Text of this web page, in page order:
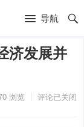
导航
济发展并
浏览 评论已关闭